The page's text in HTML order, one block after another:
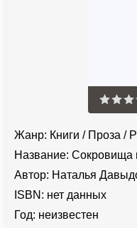
Жанр: Книги / Проза /
Название: Сокровища
Автор: Наталья
ISBN: нет данных
Год: неизвестен